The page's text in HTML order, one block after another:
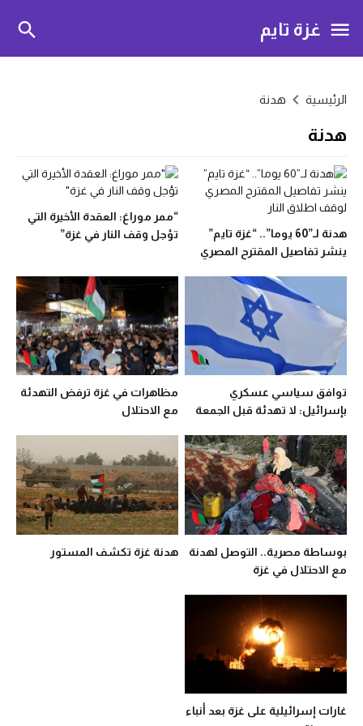
غزة تايم
الرئيسية هدنة
هدنة
هدنة لـ”60 يوما”.. “غزة تايم”
ينشر تفاصيل المقترح المصري
“ممر موراغ: العقدة الأخيرة التي
تؤجل وقف النار في غزة”
توافق سياسي عسكري
بإسرائيل: لا تهدئة قبل الجمعة
مظاهرات في غزة ترفض التهدئة
مع الاحتلال
بوساطة مصرية.. التوصل لهدنة
مع الاحتلال في غزة
هدنة غزة تكشف المستور
غارات إسرائيلية على غزة بعد أنباء